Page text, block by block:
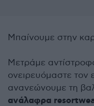
Μπαίνουμε στην
Μετράμε
ονειρευόμαστε τον
ανανεώνουμε τη
ανάλαφρα